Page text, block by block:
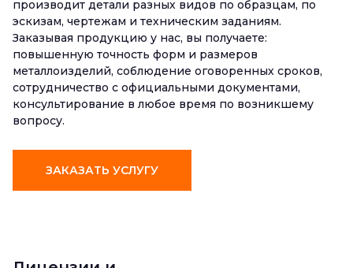
производит детали разных видов по образцам, по
эскизам, чертежам и техническим заданиям.
Заказывая продукцию у нас, вы получаете:
повышенную точность форм и размеров
металлоизделий, соблюдение оговоренных сроков,
сотрудничество с официальными документами,
консультирование в любое время по возникшему
вопросу.
ЗАКАЗАТЬ УСЛУГУ